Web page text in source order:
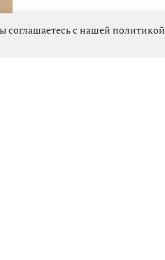
соглашаетесь с нашей политикой